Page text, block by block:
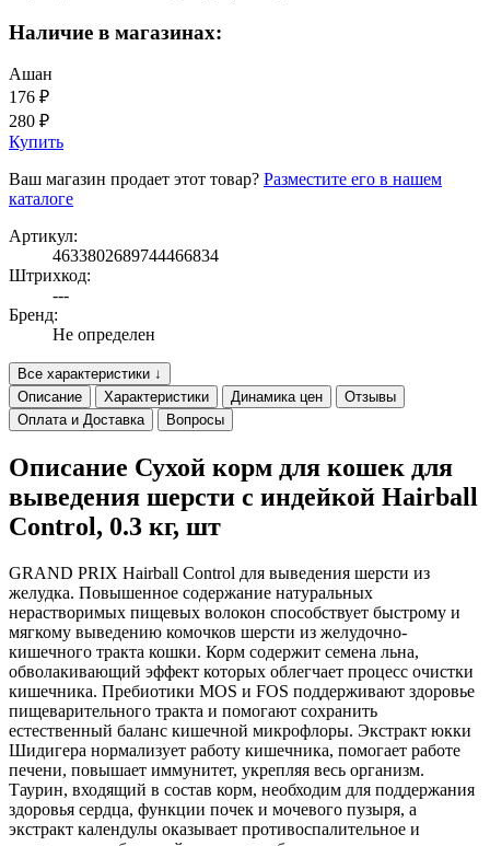
Наличие в магазинах:
Ашан
176 ₽
280 ₽
Купить
Ваш магазин продает этот товар? Разместите его в нашем
каталоге
Артикул:
4633802689744466834
Штрихкод:
---
Бренд:
Не определен
Все характеристики ↓
Описание
Характеристики Динамика цен
Отзывы
Оплата и Доставка
Вопросы
Описание Сухой корм для кошек для
выведения шерсти с индейкой Hairball
Control, 0.3 кг, шт
GRAND PRIX Hairball Control для выведения шерсти из
желудка. Повышенное содержание натуральных
нерастворимых пищевых волокон способствует быстрому и
мягкому выведению комочков шерсти из желудочно-
кишечного тракта кошки. Корм содержит семена льна,
обволакивающий эффект которых облегчает процесс очистки
кишечника. Пребиотики MOS и FOS поддерживают здоровье
пищеварительного тракта и помогают сохранить
естественный баланс кишечной микрофлоры. Экстракт юкки
Шидигера нормализует работу кишечника, помогает работе
печени, повышает иммунитет, укрепляя весь организм.
Таурин, входящий в состав корм, необходим для поддержания
здоровья сердца, функции почек и мочевого пузыря, а
экстракт календулы оказывает противоспалительное и